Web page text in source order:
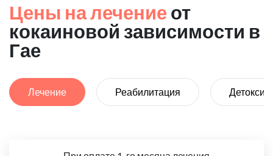
Цены на лечение от
кокаиновой зависимости в
Гае
Лечение Реабилитация